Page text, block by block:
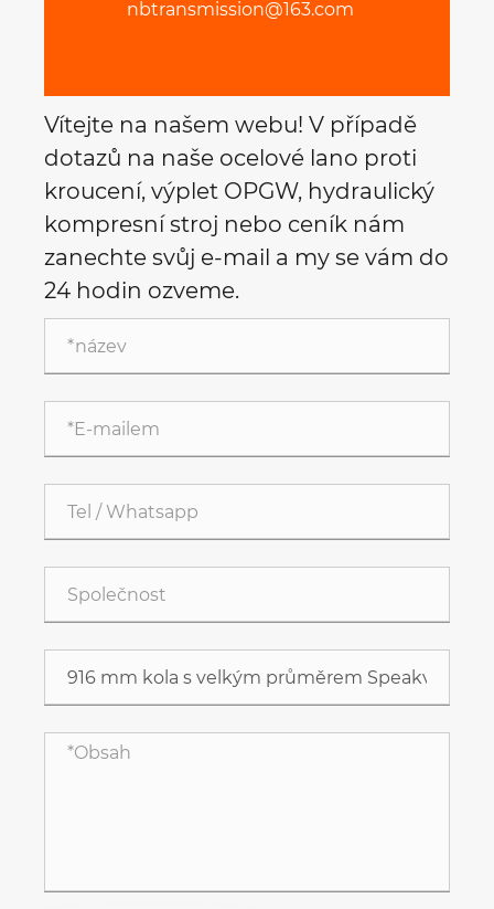
nbtransmission@163.com
Vítejte na našem webu! V případě
dotazů na naše ocelové lano proti
kroucení, výplet OPGW, hydraulický
kompresní stroj nebo ceník nám
zanechte svůj e-mail a my se vám do
24 hodin ozveme.